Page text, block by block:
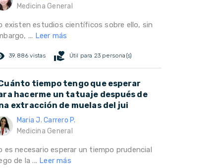
Medicina General
existen estudios científicos sobre ello, sin
... Leer más
39.886 vistas volunteer_activism Útil para 23 persona(s)
tiempo tengo que esperar
hacerme un tatuaje después de
extracción de muelas del jui
Maria J. Carrero P.
Medicina General
es necesario esperar un tiempo prudencial
de la ... Leer más